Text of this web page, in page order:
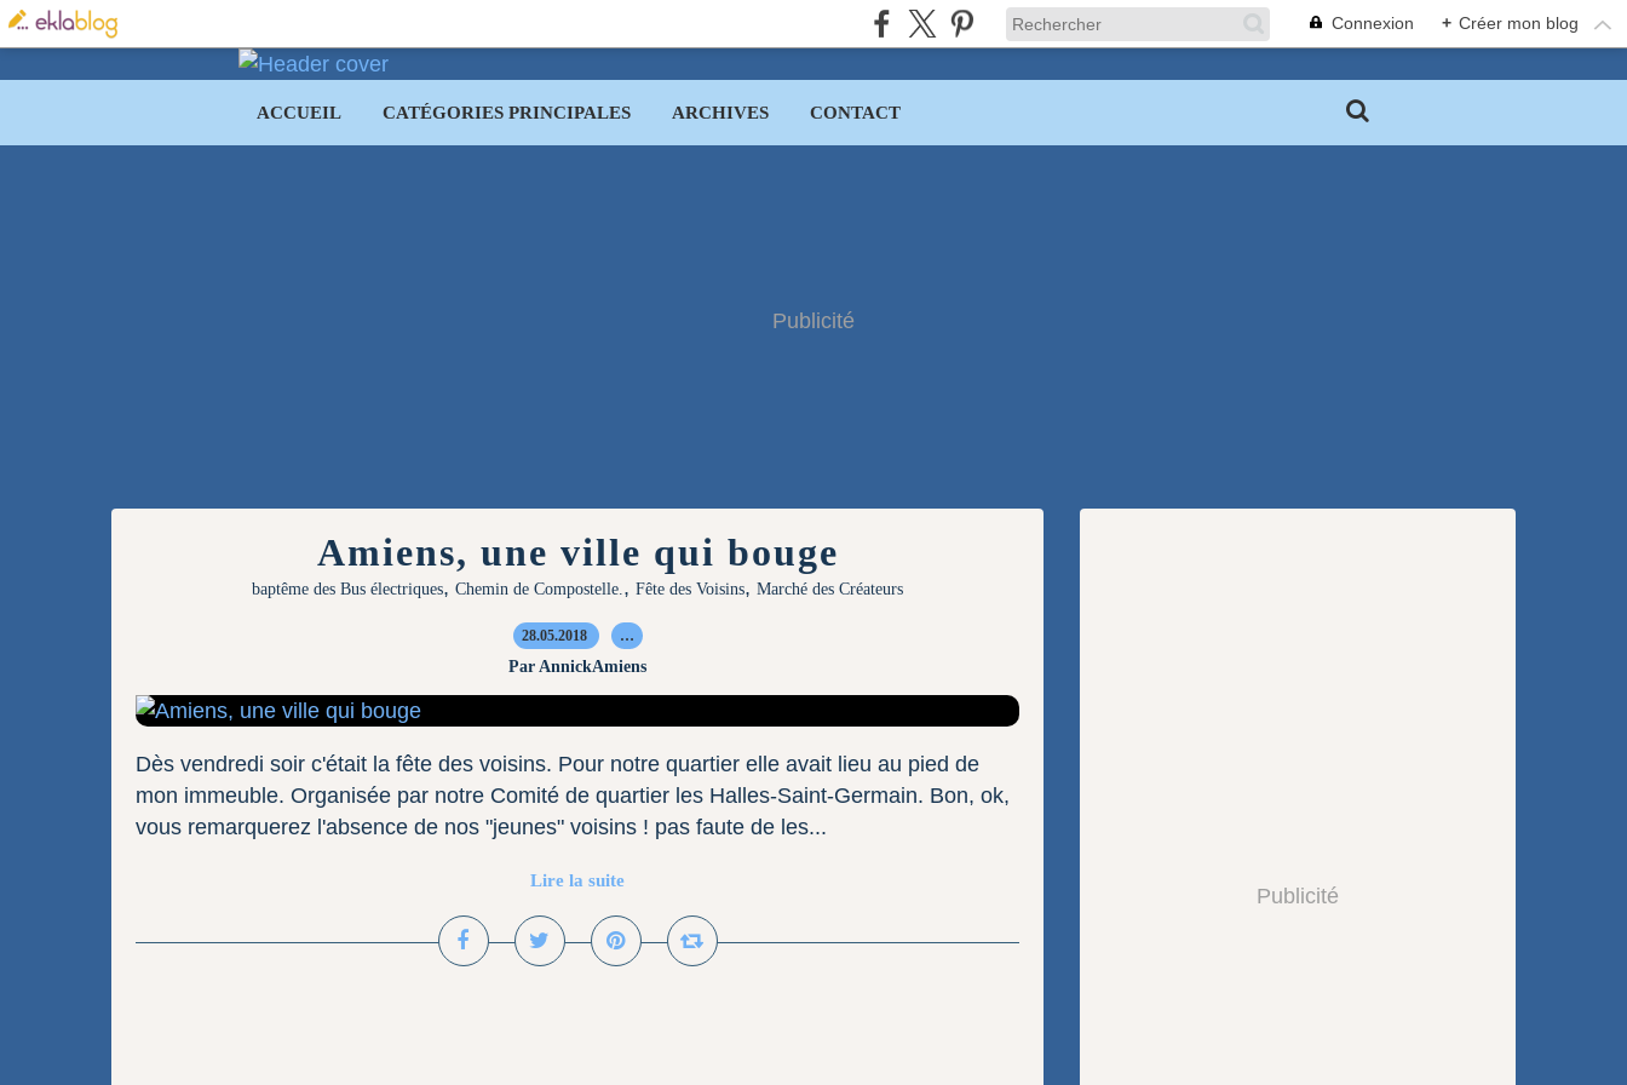
Connexion + Créer mon blog
ACCUEIL CATÉGORIES PRINCIPALES ARCHIVES CONTACT
Publicité
Amiens, une ville qui bouge
baptême des Bus électriques, Chemin de Compostelle., Fête des Voisins, Marché des Créateurs
28.05.2018 …
Par AnnickAmiens
Dès vendredi soir c'était la fête des voisins. Pour notre quartier elle avait lieu au pied de
mon immeuble. Organisée par notre Comité de quartier les Halles-Saint-Germain. Bon, ok,
vous remarquerez l'absence de nos "jeunes" voisins ! pas faute de les...
Lire la suite
Publicité